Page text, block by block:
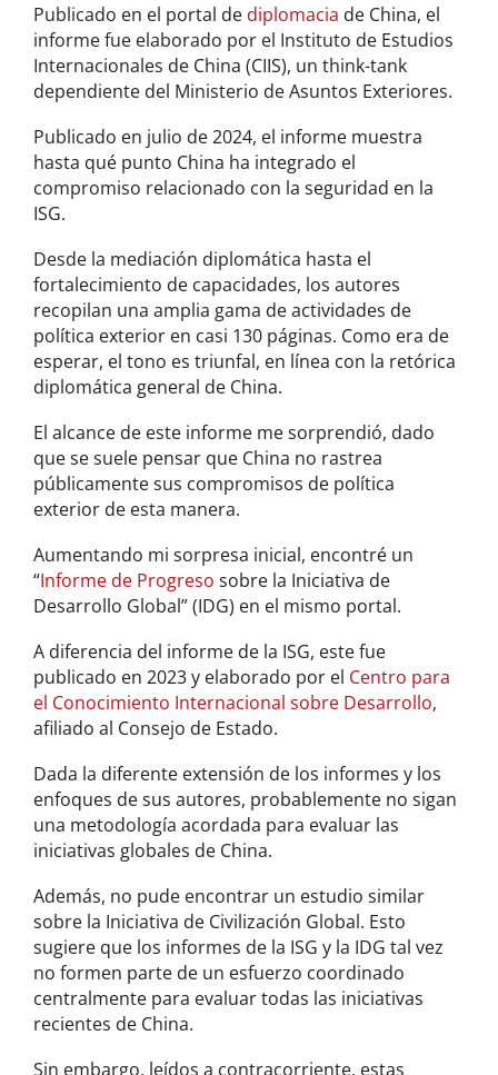
Publicado en el portal de diplomacia de China, el
informe fue elaborado por el Instituto de Estudios
Internacionales de China (CIIS), un think-tank
dependiente del Ministerio de Asuntos Exteriores.
Publicado en julio de 2024, el informe muestra
hasta qué punto China ha integrado el
compromiso relacionado con la seguridad en la
ISG.
Desde la mediación diplomática hasta el
fortalecimiento de capacidades, los autores
recopilan una amplia gama de actividades de
política exterior en casi 130 páginas. Como era de
esperar, el tono es triunfal, en línea con la retórica
diplomática general de China.
El alcance de este informe me sorprendió, dado
que se suele pensar que China no rastrea
públicamente sus compromisos de política
exterior de esta manera.
Aumentando mi sorpresa inicial, encontré un
“Informe de Progreso sobre la Iniciativa de
Desarrollo Global” (IDG) en el mismo portal.
A diferencia del informe de la ISG, este fue
publicado en 2023 y elaborado por el Centro para
el Conocimiento Internacional sobre Desarrollo,
afiliado al Consejo de Estado.
Dada la diferente extensión de los informes y los
enfoques de sus autores, probablemente no sigan
una metodología acordada para evaluar las
iniciativas globales de China.
Además, no pude encontrar un estudio similar
sobre la Iniciativa de Civilización Global. Esto
sugiere que los informes de la ISG y la IDG tal vez
no formen parte de un esfuerzo coordinado
centralmente para evaluar todas las iniciativas
recientes de China.
Sin embargo, leídos a contracorriente, estas